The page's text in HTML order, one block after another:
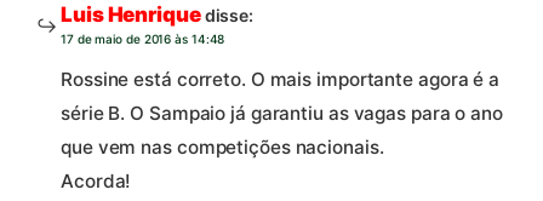
Luis Henriquedisse:
17 de maio de 2016 às 14:48
Rossine está correto. O mais importante agora é a
série B. O Sampaio já garantiu as vagas para o ano
que vem nas competições nacionais.
Acorda!